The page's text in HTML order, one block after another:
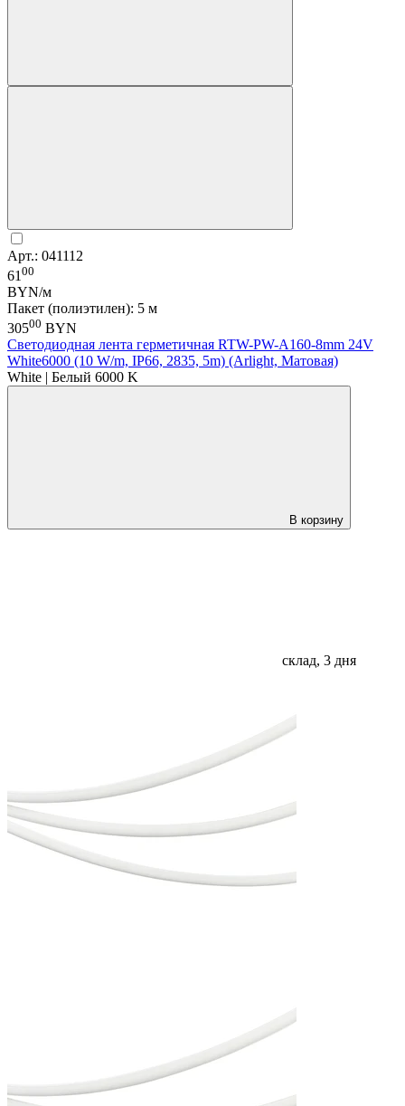
Арт.: 041112
61 00
BYN/м
Пакет (полиэтилен): 5 м
30500 BYN
Светодиодная лента герметичная RTW-PW-A160-8mm 24V
White6000 (10 W/m, IP66, 2835, 5m) (Arlight, Матовая)
White | Белый 6000 K
В корзину
склад, 3 дня